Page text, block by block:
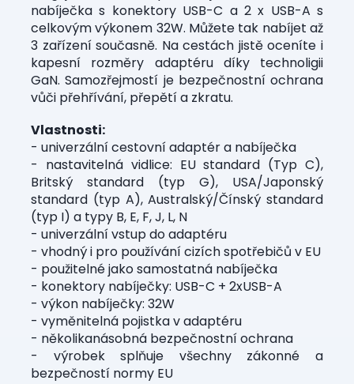
nabíječka s konektory USB-C a 2 x USB-A s
celkovým výkonem 32W. Můžete tak nabíjet až
3 zařízení současně. Na cestách jistě oceníte i
kapesní rozměry adaptéru díky technoligii
GaN. Samozřejmostí je bezpečnostní ochrana
vůči přehřívání, přepětí a zkratu.
Vlastnosti:
- univerzální cestovní adaptér a nabíječka
- nastavitelná vidlice: EU standard (Typ C),
Britský standard (typ G), USA/Japonský
standard (typ A), Australský/Čínský standard
(typ I) a typy B, E, F, J, L, N
- univerzální vstup do adaptéru
- vhodný i pro používání cizích spotřebičů v EU
- použitelné jako samostatná nabíječka
- konektory nabíječky: USB-C + 2xUSB-A
- výkon nabíječky: 32W
- vyměnitelná pojistka v adaptéru
- několikanásobná bezpečnostní ochrana
- výrobek splňuje všechny zákonné a
bezpečností normy EU